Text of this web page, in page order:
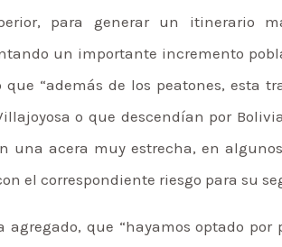
para generar un itinerario
un importante incremento
que “además de los peatones, esta
o que descendían por
una acera muy estrecha, en
el correspondiente riesgo para su
agregado, que “hayamos optado